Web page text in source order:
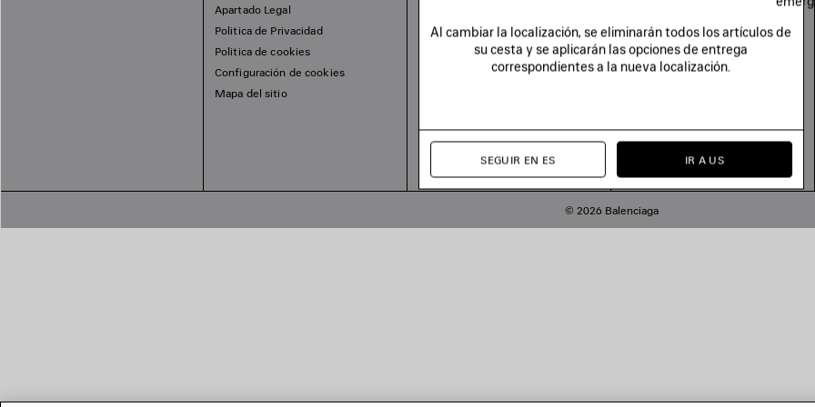
Apartado Legal
Politica de Privacidad
Politica de cookies
Configuración de cookies
Mapa del sitio
© 2026 Balenciaga
Al cambiar la localización, se eliminarán todos los artículos de
su cesta y se aplicarán las opciones de entrega
correspondientes a la nueva localización.
SEGUIR EN ES IR A US